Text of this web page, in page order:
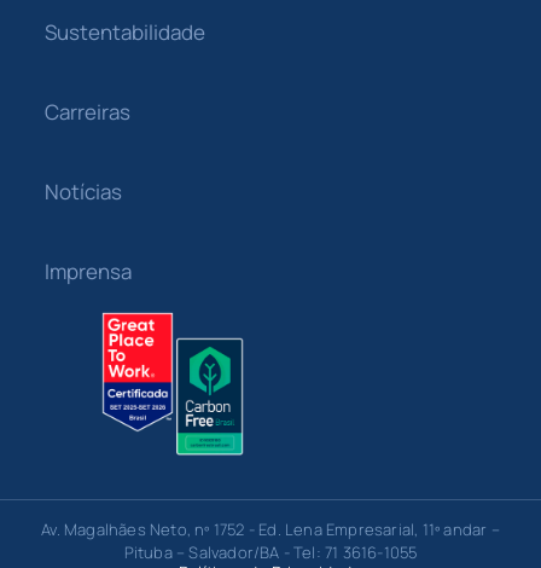
Sustentabilidade
Carreiras
Notícias
Imprensa
Av. Magalhães Neto, nº 1752 - Ed. Lena Empresarial, 11º andar –
Pituba – Salvador/BA - Tel: 71 3616-1055